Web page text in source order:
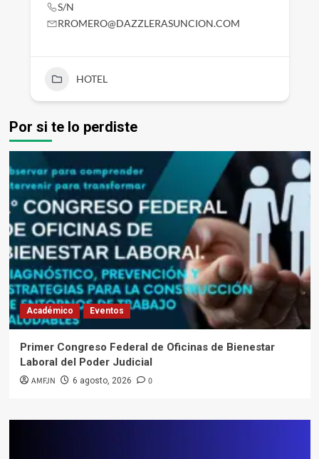
S/N
RROMERO@DAZZLERASUNCION.COM
HOTEL
Por si te lo perdiste
Académico Eventos
Primer Congreso Federal de Oficinas de Bienestar
Laboral del Poder Judicial
AMFJN 6 agosto, 2026 0